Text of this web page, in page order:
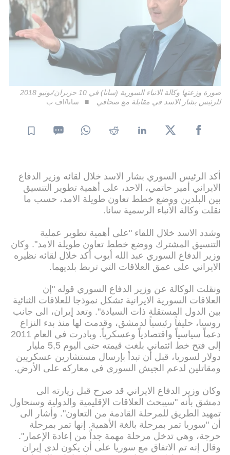
صورة وزعتها وكالة الانباء السورية (سانا) في 10 حزيران/يونيو 2018
للرئيس بشار الاسد في مقابلة مع صحافي
سانا/اف ب
أكد الرئيس السوري بشار الاسد خلال لقائه وزير الدفاع
الايراني أمير حاتمي، الاحد، على أهمية تطوير التنسيق
بين البلدين ووضع خطط تعاون طويلة الامد، حسب ما
نقلت وكالة الأنباء الرسمية سانا.
وشدد الاسد خلال اللقاء "على أهمية تطوير عملية
التنسيق المشترك ووضع خطط تعاون طويلة الامد". وكان
وزير الدفاع السوري عبد الله أيوب أكد خلال لقائه نظيره
الايراني على عمق العلاقات التي تربط بلديهما.
ونقلت الوكالة عن وزير الدفاع السوري قوله "إن
العلاقات السورية الايرانية تشكل نموذجا للعلاقات الثنائية
بين الدول المستقلة ذات السيادة". وتعد إيران، الى جانب
روسيا، حليفاً رئيسياً لدمشق، وقدمت لها منذ بدء النزاع
دعماً سياسياً واقتصادياً وعسكرياً. وبادرت في العام 2011
إلى فتح خط ائتماني بلغت قيمته حتى اليوم 5,5 مليار
دولار لسوريا، قبل أن تبدأ بإرسال مستشارين عسكريين
ومقاتلين لدعم الجيش السوري في معاركه على الأرض.
وكان وزير الدفاع الايراني قد صرح قبل زيارته الى
دمشق بأنه "سيبحث العلاقات الإقليمية والدولية وسنحاول
تمهيد الطريق للمرحلة القادمة من التعاون". وأشار الى
أن "سوريا تمر بمرحلة بالغة الأهمية. إنها تمر بمرحلة
حرجة، وهي تدخل مرحلة مهمة جداً من إعادة الإعمار".
وقال إنه تم الاتفاق مع سوريا على أن يكون لدى إيران